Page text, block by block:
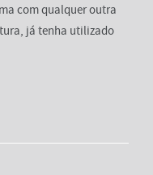
com qualquer outra
já tenha utilizado